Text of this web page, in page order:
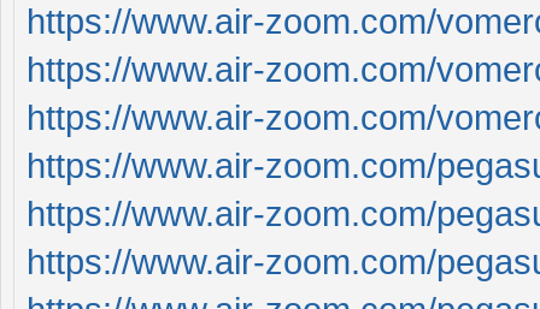
https://www.air-zoom.com/
https://www.air-zoom.com/
https://www.air-zoom.com/
https://www.air-zoom.com/
https://www.air-zoom.com/
https://www.air-zoom.com/